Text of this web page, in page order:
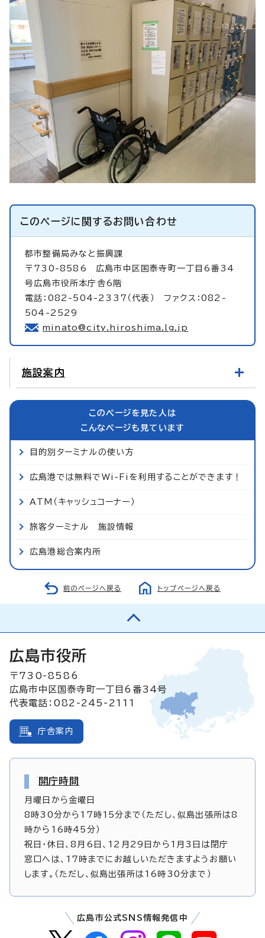
このページに関するお問い合わせ
都市整備局みなと振興課
〒730-8586 広島市中区国泰寺町一丁目6番34
号広島市役所本庁舎6階
電話：082-504-2337（代表） ファクス：082-
504-2529
minato@city.hiroshima.lg.jp
施設案内
このページを見た人は
こんなページも見ています
目的別ターミナルの使い方
広島港では無料でWi-Fiを利用することができます！
ATM（キャッシュコーナー）
旅客ターミナル 施設情報
広島港総合案内所
前のページへ戻る トップページへ戻る
広島市役所
〒730-8586
広島市中区国泰寺町一丁目6番34号
代表電話：082-245-2111
庁舎案内
開庁時間
月曜日から金曜日
8時30分から17時15分まで（ただし、似島出張所は8
時から16時45分）
祝日・休日、8月6日、12月29日から1月3日は閉庁
窓口へは、17時までにお越しいただきますようお願い
します。（ただし、似島出張所は16時30分まで）
広島市公式SNS情報発信中